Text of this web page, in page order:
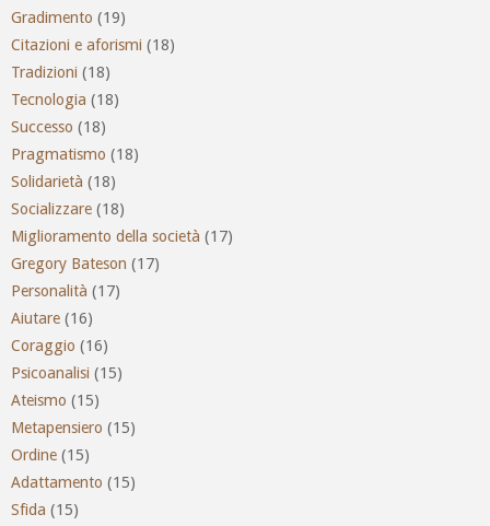
Gradimento (19)
Citazioni e aforismi (18)
Tradizioni (18)
Tecnologia (18)
Successo (18)
Pragmatismo (18)
Solidarietà (18)
Socializzare (18)
Miglioramento della società (17)
Gregory Bateson (17)
Personalità (17)
Aiutare (16)
Coraggio (16)
Psicoanalisi (15)
Ateismo (15)
Metapensiero (15)
Ordine (15)
Adattamento (15)
Sfida (15)